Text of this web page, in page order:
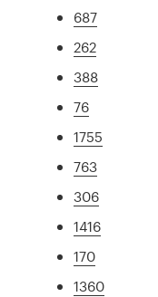
687
262
388
76
1755
763
306
1416
170
1360